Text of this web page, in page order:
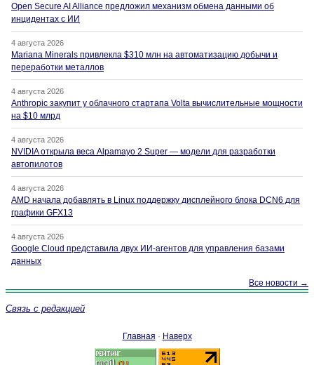
Open Secure AI Alliance предложил механизм обмена данными об
инцидентах с ИИ
4 августа 2026
Mariana Minerals привлекла $310 млн на автоматизацию добычи и
переработки металлов
4 августа 2026
Anthropic закупит у облачного стартапа Volta вычислительные мощности
на $10 млрд
4 августа 2026
NVIDIA открыла веса Alpamayo 2 Super — модели для разработки
автопилотов
4 августа 2026
AMD начала добавлять в Linux поддержку дисплейного блока DCN6 для
графики GFX13
4 августа 2026
Google Cloud представила двух ИИ-агентов для управления базами
данных
Все новости →
Связь с редакцией
Главная · Наверх